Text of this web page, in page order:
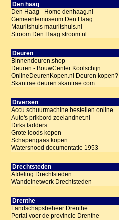
Den haag
Den Haag - Home denhaag.nl
Gemeentemuseum Den Haag
Mauritshuis mauritshuis.nl
Stroom Den Haag stroom.nl
Deuren
Binnendeuren.shop
Deuren - BouwCenter Koolschijn
OnlineDeurenKopen.nl Deuren kopen?
Skantrae deuren skantrae.com
Diversen
Accu schuurmachine bestellen online
Auto's prikbord zeelandnet.nl
Dirks ladders
Grote loods kopen
Schapengaas kopen
Watersnood documentatie 1953
Drechtsteden
Afdeling Drechtsteden
Wandelnetwerk Drechtsteden
Drenthe
Landschapsbeheer Drenthe
Portal voor de provincie Drenthe